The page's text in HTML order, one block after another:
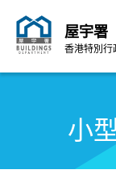
屋宇署
香港特別行
小